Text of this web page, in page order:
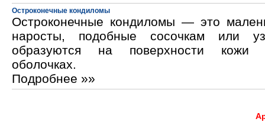
Остроконечные кондиломы
Остроконечные кондиломы — это
наросты, подобные сосочкам или
образуются на поверхности кожи
оболочках.
Подробнее »»